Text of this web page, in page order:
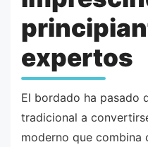
expertos
El bordado ha pasado
tradicional a
moderno que combina